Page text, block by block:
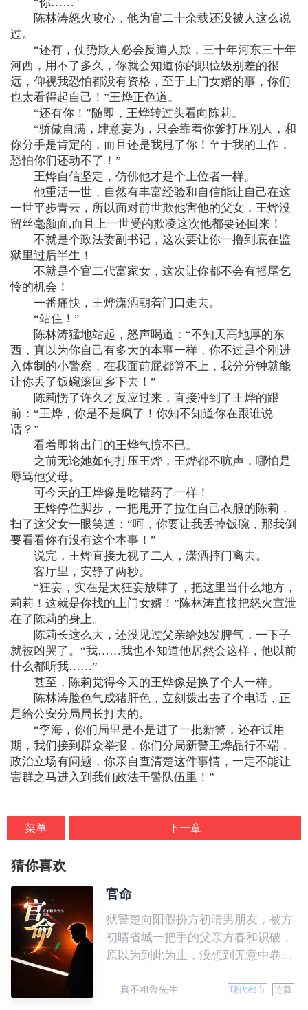
陈林涛怒火攻心，他为官二十余载还没被人这么说
过。
“还有，仗势欺人必会反遭人欺，三十年河东三十年
河西，用不了多久，你就会知道你的职位级别差的很
远，仰视我恐怕都没有资格，至于上门女婿的事，你们
也太看得起自己！”王烨正色道。
“还有你！”随即，王烨转过头看向陈莉。
“骄傲自满，肆意妄为，只会靠着你爹打压别人，和
你分手是肯定的，而且还是我甩了你！至于我的工作，
恐怕你们还动不了！”
王烨自信坚定，仿佛他才是个上位者一样。
他重活一世，自然有丰富经验和自信能让自己在这
一世平步青云，所以面对前世欺他害他的父女，王烨没
留丝毫颜面,而且上一世受的欺凌这次他都要还回来！
不就是个政法委副书记，这次要让你一撸到底在监
狱里过后半生！
不就是个官二代富家女，这次让你都不会有摇尾乞
怜的机会！
一番痛快，王烨潇洒朝着门口走去。
“站住！”
陈林涛猛地站起，怒声喝道：“不知天高地厚的东
西，真以为你自己有多大的本事一样，你不过是个刚进
入体制的小警察，在我面前屁都算不上，我分分钟就能
让你丢了饭碗滚回乡下去！”
陈莉愣了许久才反应过来，直接冲到了王烨的跟
前：“王烨，你是不是疯了！你知不知道你在跟谁说
话？”
看着即将出门的王烨气愤不已。
之前无论她如何打压王烨，王烨都不吭声，哪怕是
辱骂他父母。
可今天的王烨像是吃错药了一样！
王烨停住脚步，一把甩开了拉住自己衣服的陈莉，
扫了这父女一眼笑道：“呵，你要让我丢掉饭碗，那我倒
要看看你有没有这个本事！”
说完，王烨直接无视了二人，潇洒摔门离去。
客厅里，安静了两秒。
“狂妄，实在是太狂妄放肆了，把这里当什么地方，
莉莉！这就是你找的上门女婿！”陈林涛直接把怒火宣泄
在了陈莉的身上。
陈莉长这么大，还没见过父亲给她发脾气，一下子
就被凶哭了。“我……我也不知道他居然会这样，他以前
什么都听我……”
甚至，陈莉觉得今天的王烨像是换了个人一样。
陈林涛脸色气成猪肝色，立刻拨出去了个电话，正
是给公安分局局长打去的。
“李海，你们局里是不是进了一批新警，还在试用
期，我们接到群众举报，你们分局新警王烨品行不端，
政治立场有问题，你亲自查清楚这件事情，一定不能让
害群之马进入到我们政法干警队伍里！”
菜单 下一章
猜你喜欢
官命
狱警楚向阳假扮方初晴男朋友，被方
初晴省城一把手的父亲方春和识破，
原以为到此为止，没想到无意中卷入
发生了转折……
真不粗鲁先生 现代都市 连载